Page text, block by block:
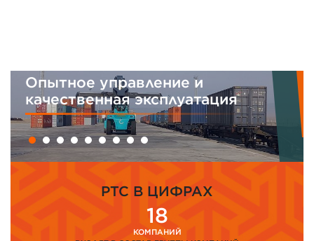
Интегрированная система
менеджмента
PTC В ЦИФРАХ
18
КОМПАНИЙ